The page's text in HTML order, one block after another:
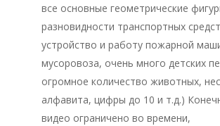
все основные геометрические
разновидности транспортных
устройство и работу пожарной
мусоровоза, очень много детских
огромное количество животных,
алфавита, цифры до 10 и т.д.)
видео ограничено во времени,